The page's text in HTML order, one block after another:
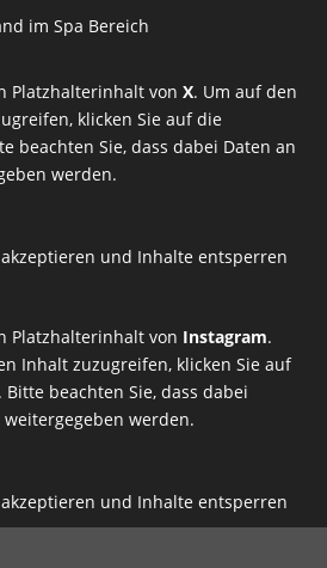
im Spa Bereich
Platzhalterinhalt vonX. Um auf den
klicken Sie auf die
beachten Sie, dass dabei Daten an
werden.
und Inhalte entsperren
Platzhalterinhalt von Instagram.
Inhalt zuzugreifen, klicken Sie auf
beachten Sie, dass dabei
werden.
und Inhalte entsperren